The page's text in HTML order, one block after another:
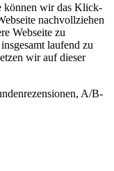
können wir das Klick-
nachvollziehen
Webseite zu
laufend zu
wir auf dieser
A/B-